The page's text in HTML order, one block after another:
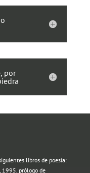
por
libros de poesía:
1995, prólogo de